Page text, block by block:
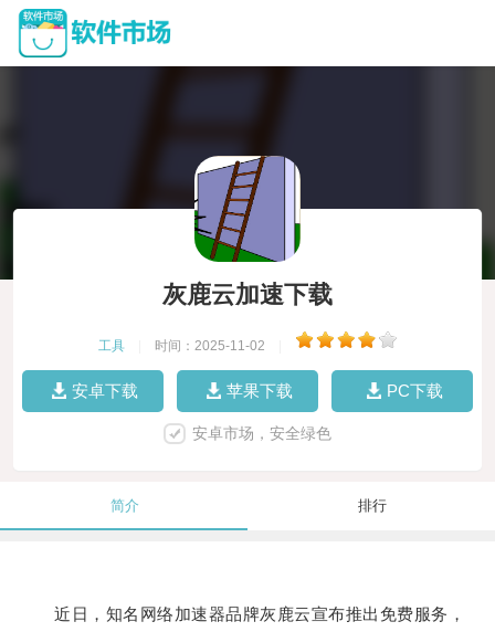
灰鹿云加速下载
工具 时间：2025-11-02
安卓下载 苹果下载 PC下载
安卓市场，安全绿色
简介 排行
近日，知名网络加速器品牌灰鹿云宣布推出免费服务，